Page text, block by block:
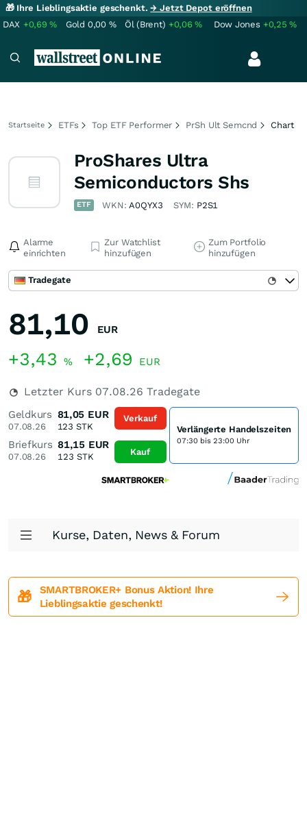
🎁 Ihre Lieblingsaktie geschenkt.→ Jetzt Depot eröffnen
DAX +0,69% Gold 0,00 % Öl (Brent) +0,06% Dow Jones +0,25%
Startseite ETFs Top ETF Performer PrSh Ult Semcnd Chart
ProShares Ultra
Semiconductors Shs
ETF WKN:A0QYX3 SYM: P2S1
Alarme
einrichten
Zur Watchlist
hinzufügen
Zum Portfolio
hinzufügen
Tradegate
81,10 EUR
+3,43 % +2,69 EUR
Letzter Kurs 07.08.26 Tradegate
Geldkurs
07.08.26
81,05 EUR
123 STK
Briefkurs
07.08.26
81,15 EUR
123 STK
Verkauf
Kauf
Verlängerte Handelszeiten
07:30 bis 23:00 Uhr
Kurse, Daten, News & Forum
🎁
SMARTBROKER+ Bonus Aktion! Ihre
Lieblingsaktie geschenkt!